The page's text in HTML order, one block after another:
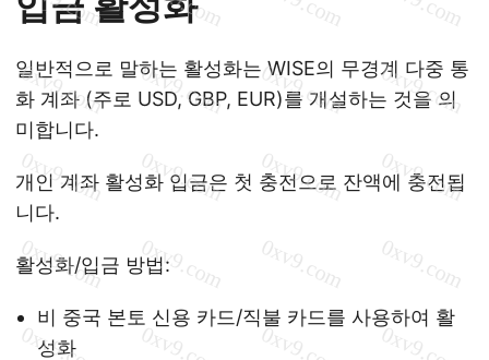
일반적으로 말하는 활성화는 WISE의 무경계 다중 통
화 계좌 (주로 USD, GBP, EUR)를 개설하는 것을 의
미합니다.
개인 계좌 활성화 입금은 첫 충전으로 잔액에 충전됩
니다.
활성화/입금 방법:
비 중국 본토 신용 카드/직불 카드를 사용하여 활
성화